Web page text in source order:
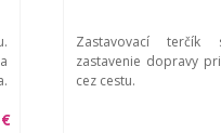
Zastavovací
zastavenie dopravy
cez cestu.